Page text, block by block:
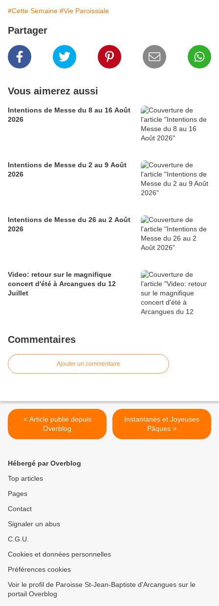
#Cette Semaine #Vie Paroissiale
Partager
Vous aimerez aussi
Intentions de Messe du 8 au 16 Août
2026
Intentions de Messe du 2 au 9 Août
2026
Intentions de Messe du 26 au 2 Août
2026
Video: retour sur le magnifique
concert d'été à Arcangues du 12
Juillet
Commentaires
Ajouter un commentaire
< Article publié depuis
Overblog
Instantanés et Joyeuses
Pâques >
Hébergé par Overblog
Top articles
Pages
Contact
Signaler un abus
C.G.U.
Cookies et données personnelles
Préférences cookies
Voir le profil de Paroisse St-Jean-Baptiste d'Arcangues sur le
portail Overblog